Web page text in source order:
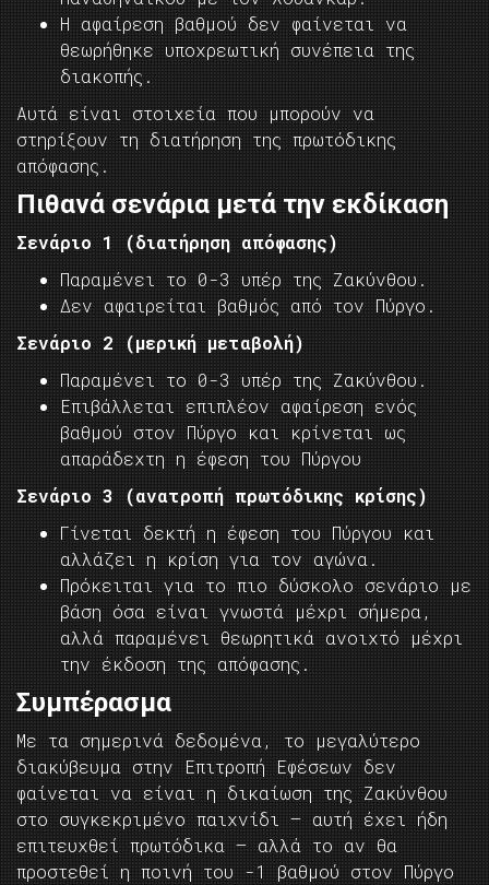
Η αφαίρεση βαθμού δεν φαίνεται να
θεωρήθηκε υποχρεωτική συνέπεια της
διακοπής.
Αυτά είναι στοιχεία που μπορούν να
στηρίξουν τη διατήρηση της πρωτόδικης
απόφασης.
Πιθανά σενάρια μετά την εκδίκαση
Σενάριο 1 (διατήρηση απόφασης)
Παραμένει το 0-3 υπέρ της Ζακύνθου.
Δεν αφαιρείται βαθμός από τον Πύργο.
Σενάριο 2 (μερική μεταβολή)
Παραμένει το 0-3 υπέρ της Ζακύνθου.
Επιβάλλεται επιπλέον αφαίρεση ενός
βαθμού στον Πύργο και κρίνεται ως
απαράδεχτη η έφεση του Πύργου
Σενάριο 3 (ανατροπή πρωτόδικης κρίσης)
Γίνεται δεκτή η έφεση του Πύργου και
αλλάζει η κρίση για τον αγώνα.
Πρόκειται για το πιο δύσκολο σενάριο με
βάση όσα είναι γνωστά μέχρι σήμερα,
αλλά παραμένει θεωρητικά ανοιχτό μέχρι
την έκδοση της απόφασης.
Συμπέρασμα
Με τα σημερινά δεδομένα, το μεγαλύτερο
διακύβευμα στην Επιτροπή Εφέσεων δεν
φαίνεται να είναι η δικαίωση της Ζακύνθου
στο συγκεκριμένο παιχνίδι — αυτή έχει ήδη
επιτευχθεί πρωτόδικα — αλλά το αν θα
προστεθεί η ποινή του -1 βαθμού στον Πύργο